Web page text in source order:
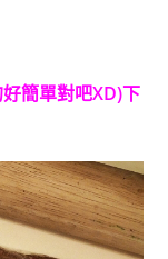
簡單對吧XD)下